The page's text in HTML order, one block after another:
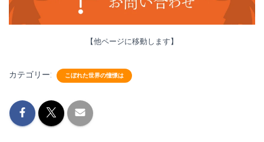
【他ページに移動します】
カテゴリー: こぼれた世界の憧憬は